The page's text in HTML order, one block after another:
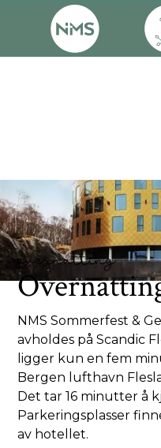
overnatting
NMS Sommerfest &
avholdes på Scandic
ligger kun en fem
Bergen lufthavn
Det tar 16 minutter å
Parkeringsplasser
av hotellet.
Påmelding